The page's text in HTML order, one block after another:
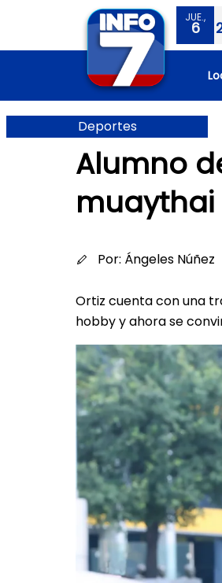
JUE.,
6
Deportes
Alumno
muaythai
Por: Ángeles Núñez
Ortiz cuenta con una
hobby y ahora se